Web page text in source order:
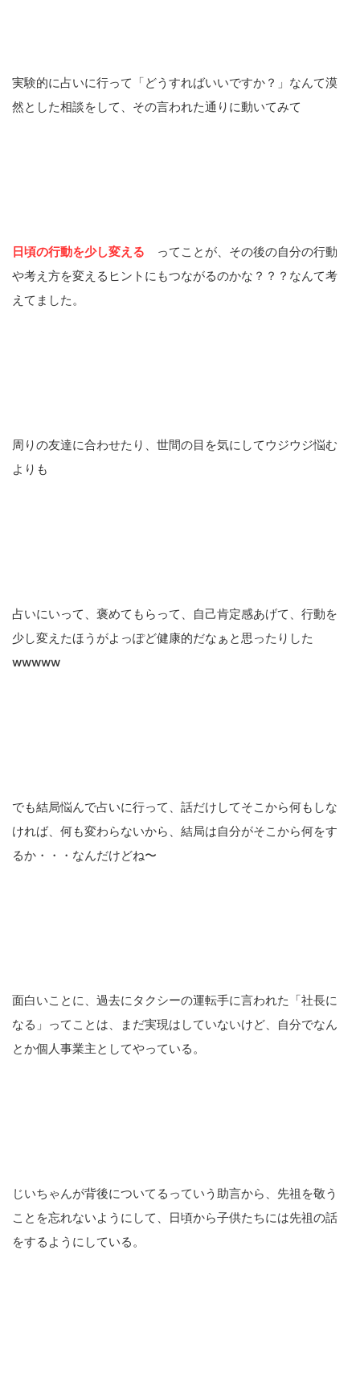
実験的に占いに行って「どうすればいいですか？」なんて漠
然とした相談をして、その言われた通りに動いてみて
日頃の行動を少し変える
ってことが、その後の自分の行動
や考え方を変えるヒントにもつながるのかな？？？なんて考
えてました。
周りの友達に合わせたり、世間の目を気にしてウジウジ悩む
よりも
占いにいって、褒めてもらって、自己肯定感あげて、行動を
少し変えたほうがよっぽど健康的だなぁと思ったりした
wwwww
でも結局悩んで占いに行って、話だけしてそこから何もしな
ければ、何も変わらないから、結局は自分がそこから何をす
るか・・・なんだけどね〜
面白いことに、過去にタクシーの運転手に言われた「社長に
なる」ってことは、まだ実現はしていないけど、自分でなん
とか個人事業主としてやっている。
じいちゃんが背後についてるっていう助言から、先祖を敬う
ことを忘れないようにして、日頃から子供たちには先祖の話
をするようにしている。